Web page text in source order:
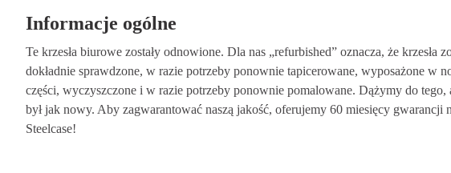
naturalną ergonomią, dzięki czemu możesz pracować komfortowo i z koncentracją. Zamów
w Offeco i skorzystaj z szybkiej dostawy, przyjaznej obsługi oraz 90-dniowego okresu
Skontaktuj się z nami lub odwiedź nasz sklep internetowy, aby zamówić swoje krzesło
Informacje ogólne
Te krzesła biurowe zostały odnowione. Dla nas „refurbished” oznacza, że krzesła
dokładnie sprawdzone, w razie potrzeby ponownie tapicerowane, wyposażone w
części, wyczyszczone i w razie potrzeby ponownie pomalowane. Dążymy do tego,
był jak nowy. Aby zagwarantować naszą jakość, oferujemy 60 miesięcy gwarancji
Steelcase!